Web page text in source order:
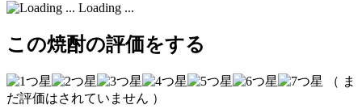
Loading ...
この焼酎の評価をする
（ ま
だ評価はされていません ）